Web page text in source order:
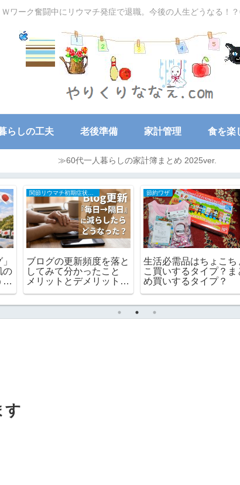
ワーク奮闘中にリウマチ発症で退職。今後の人生どうなる！
らしの工夫 老後準備 家計管理 食を楽
≫60代一人暮らしの家計簿まとめ 2025ver.
ビ
50～60代の家計簿
AIに忖度された？
【2026年7月】熟年離婚
後の60代一人暮らしの
大切な家族
3歳女児の孫がとても
んでくれたプレゼン
節約より孫が喜ぶ顔の
す